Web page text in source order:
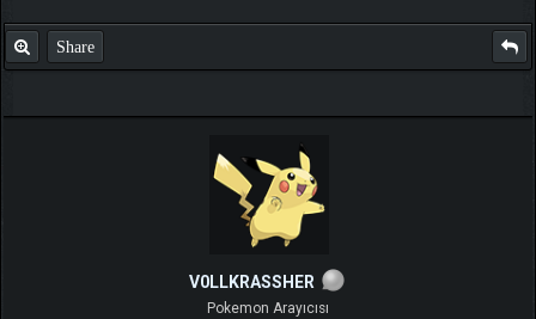
Share
V0LLKRASSHER
Pokemon Arayıcısı